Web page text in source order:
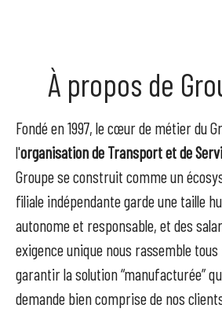
À propos de
Fondé en 1997, le cœur de métier du
l'organisation de Transport et de
Groupe se construit comme un
filiale indépendante garde une taille
autonome et responsable, et des
exigence unique nous rassemble
garantir la solution “manufacturée”
demande bien comprise de nos